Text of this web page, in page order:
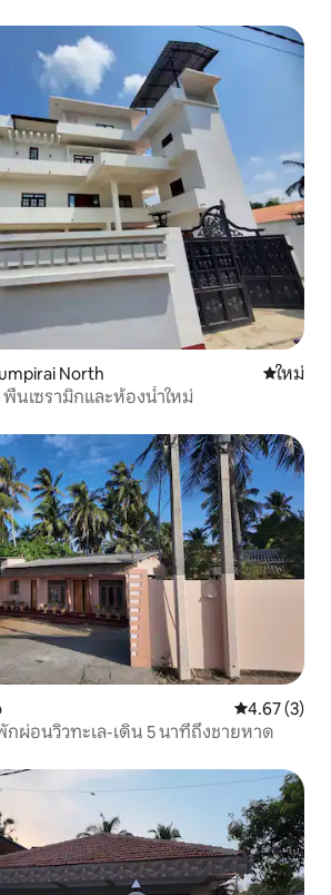
North ที่พักใหม่
ใหม่
นเซรามิกและห้องน้ำใหม่
คะแนนเฉลี่ย
4.67 (3)
ผ่อนวิวทะเล-เดิน 5 นาทีถึงชายหาด